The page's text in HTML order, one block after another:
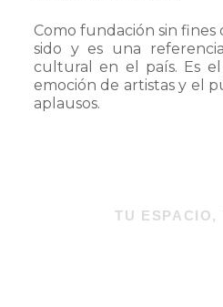
Como fundación sin fines
sido y es una
cultural en el país. Es
emoción de artistas y el
aplausos.
TU ESPACIO,